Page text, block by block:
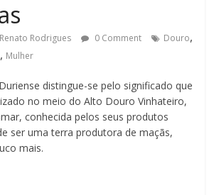
Renato Rodrigues 0 Comment Douro,
, Mulher
distingue-se pelo significado que
no meio do Alto Douro Vinhateiro,
conhecida pelos seus produtos
ser uma terra produtora de maçãs,
mais.